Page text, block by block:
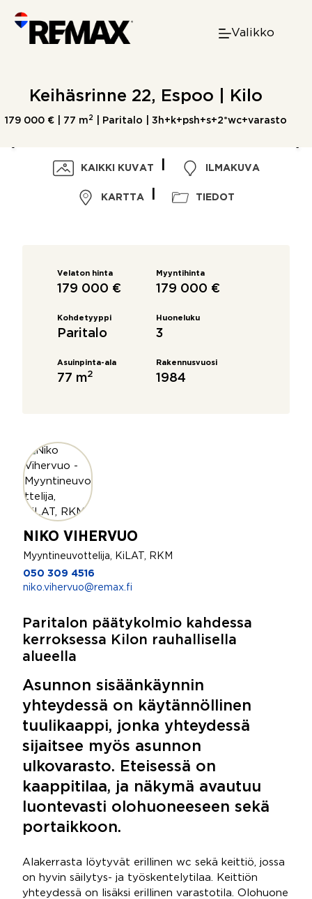
content
Valikko
Keihäsrinne 22, Espoo | Kilo
179 000 € | 77 m 2 | Paritalo | 3h+k+psh+s+2*wc+varasto
KAIKKI KUVAT ILMAKUVA
KARTTA TIEDOT
Velaton hinta
179 000 €
Myyntihinta
179 000 €
Kohdetyyppi
Paritalo
Huoneluku
3
Asuinpinta-ala
77 m2
Rakennusvuosi
1984
NIKO VIHERVUO
Myyntineuvottelija, KiLAT, RKM
050 309 4516
niko.vihervuo@remax.fi
Paritalon päätykolmio kahdessa
kerroksessa Kilon rauhallisella
alueella
Asunnon sisäänkäynnin
yhteydessä on käytännöllinen
tuulikaappi, jonka yhteydessä
sijaitsee myös asunnon
ulkovarasto. Eteisessä on
kaappitilaa, ja näkymä avautuu
luontevasti olohuoneeseen sekä
portaikkoon.
Alakerrasta löytyvät erillinen wc sekä keittiö, jossa
on hyvin säilytys- ja työskentelytilaa. Keittiön
yhteydessä on lisäksi erillinen varastotila. Olohuone